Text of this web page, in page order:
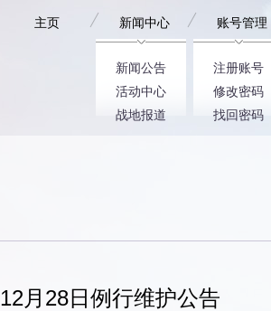
主页 新闻中心
新闻公告
活动中心
战地报道
账号管理
注册账号
修改密码
找回密码
12月28日例行维护公告